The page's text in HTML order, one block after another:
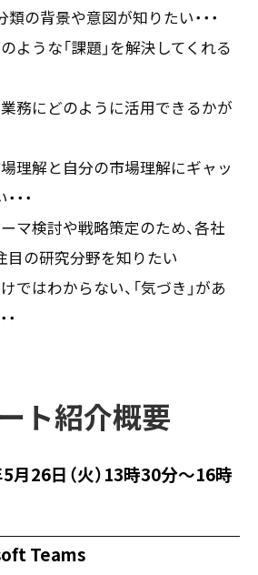
類の背景や意図が知りたい・・・
ような「課題」を解決してくれる
務にどのように活用できるかが
理解と自分の市場理解にギャッ
・
マ検討や戦略策定のため、各社
目の研究分野を知りたい
ではわからない、「気づき」があ
ト紹介概要
月26日（火）13時30分～16時
Teams